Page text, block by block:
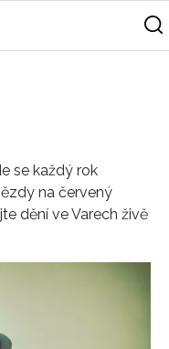
se každý rok
na červený
dění ve Varech živě